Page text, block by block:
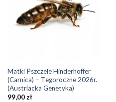
Add to
Wishlist
Matki Pszczele Hinderhoffer
(Carnica) – Tegoroczne 2026r.
(Austriacka Genetyka)
99,00 zł